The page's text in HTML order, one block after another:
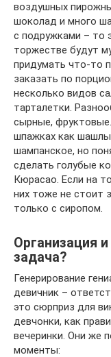
воздушных
шоколад и много
с подружками – то
торжестве будут
придумать что-то
заказать по
несколько видов
тарталетки.
сырные,
шпажках как
шампанское, но
сделать голубые
Кюрасао. Если на
них тоже не стоит
только с сиропом.
Организация
задача?
Генерирование
девичник –
это сюрприз для
девчонки, как
вечеринки. Они же
моменты: